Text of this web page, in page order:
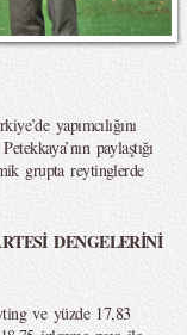
yapımcılığını
paylaştığı
grupta reytinglerde
DENGELERİNİ
ve yüzde 17,83